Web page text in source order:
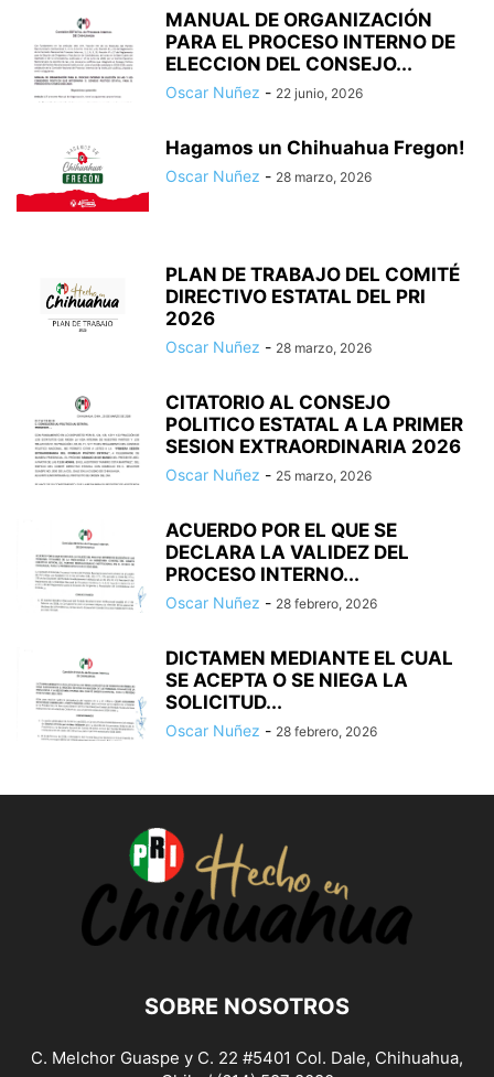
MANUAL DE ORGANIZACIÓN
PARA EL PROCESO INTERNO DE
ELECCION DEL CONSEJO...
Oscar Nuñez - 22 junio, 2026
Hagamos un Chihuahua Fregon!
Oscar Nuñez - 28 marzo, 2026
PLAN DE TRABAJO DEL COMITÉ
DIRECTIVO ESTATAL DEL PRI
2026
Oscar Nuñez - 28 marzo, 2026
CITATORIO AL CONSEJO
POLITICO ESTATAL A LA PRIMER
SESION EXTRAORDINARIA 2026
Oscar Nuñez - 25 marzo, 2026
ACUERDO POR EL QUE SE
DECLARA LA VALIDEZ DEL
PROCESO INTERNO...
Oscar Nuñez - 28 febrero, 2026
DICTAMEN MEDIANTE EL CUAL
SE ACEPTA O SE NIEGA LA
SOLICITUD...
Oscar Nuñez - 28 febrero, 2026
SOBRE NOSOTROS
C. Melchor Guaspe y C. 22 #5401 Col. Dale, Chihuahua,